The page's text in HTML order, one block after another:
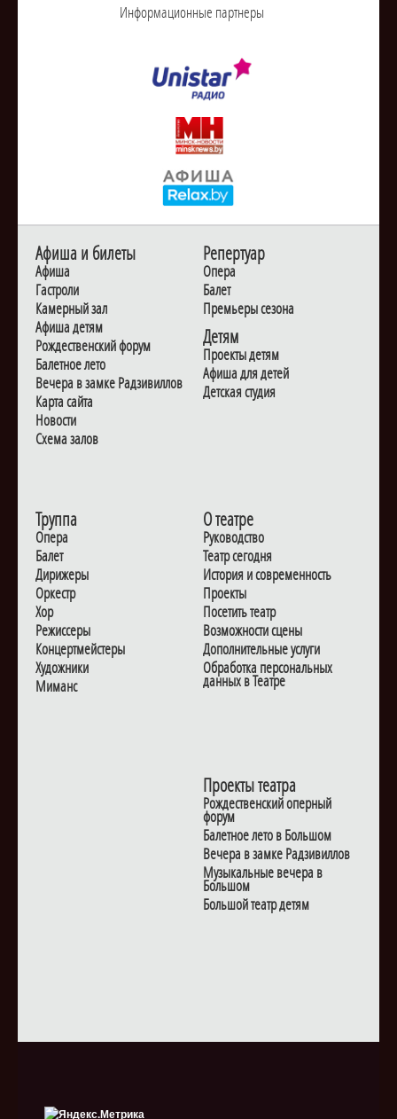
Информационные партнеры
Афиша и билеты
Афиша
Гастроли
Камерный зал
Афиша детям
Рождественский форум
Балетное лето
Вечера в замке Радзивиллов
Карта сайта
Новости
Схема залов
Репертуар
Опера
Балет
Премьеры сезона
Детям
Проекты детям
Афиша для детей
Детская студия
Труппа
Опера
Балет
Дирижеры
Оркестр
Хор
Режиссеры
Концертмейстеры
Художники
Миманс
О театре
Руководство
Театр сегодня
История и современность
Проекты
Посетить театр
Возможности сцены
Дополнительные услуги
Обработка персональных
данных в Театре
Проекты театра
Рождественский оперный
форум
Балетное лето в Большом
Вечера в замке Радзивиллов
Музыкальные вечера в
Большом
Большой театр детям